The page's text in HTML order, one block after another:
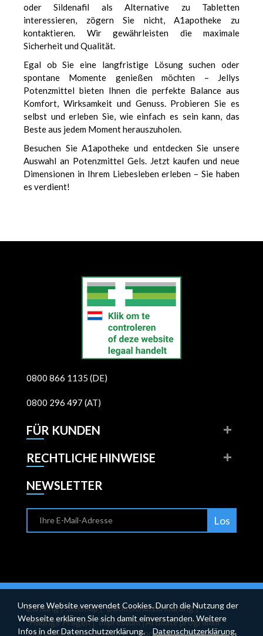
oder Sildenafil als Alternative zu Tabletten
interessieren, zögern Sie nicht, A1apotheke zu
kontaktieren. Wir gewährleisten die maximale
Sicherheit und Qualität.
Egal ob Sie eine langfristige Lösung suchen oder
spontane Momente genießen möchten – Jellys
Potenzmittel bieten Ihnen die perfekte Balance aus
Komfort, Wirksamkeit und Genuss. Probieren Sie es
selbst und erleben Sie, wie einfach es sein kann, das
Beste aus jedem Moment herauszuholen.
Besuchen Sie A1apotheke und entdecken Sie unsere
Auswahl an Potenzmittel Gels. Jetzt kaufen und neue
Dimensionen in Ihrem Liebesleben erleben – Sie haben
es verdient!
0800 866 1135 (DE)
0800 296 497 (AT)
FÜR KUNDEN
RECHTLICHE HINWEISE
NEWSLETTER
Los
Zahlung Sitemap
Datenschutzerklärung
Häufige Fragen
Impressum Affiliate programm
Unsere Website verwendet Cookies. Durch die Nutzung der
Webseite erklären Sie sich damit einverstanden. Weitere
Infos in der Datenschutzerklärung. Datenschutzerklärung.